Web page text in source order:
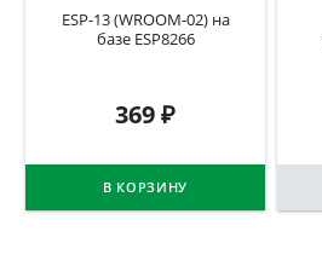
ESP-13 (WROOM-02) на
базе ESP8266
369₽
В КОРЗИНУ